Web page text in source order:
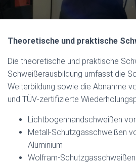
Theoretische und praktische
Die theoretische und praktische
Schweißerausbildung umfasst die
Weiterbildung sowie die Abnahme
und TÜV-zertifizierte
Lichtbogenhandschweißen
Metall-Schutzgasschweißen
Aluminium
Wolfram-